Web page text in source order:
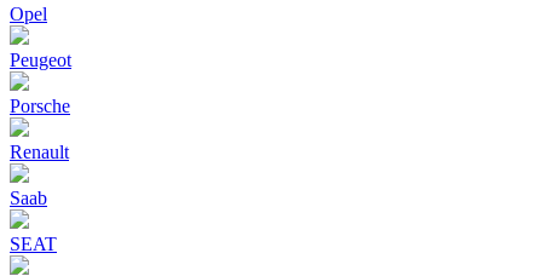
Opel
Peugeot
Porsche
Renault
Saab
SEAT